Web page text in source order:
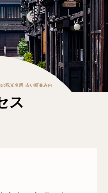
観光名所 古い町並み内
ス